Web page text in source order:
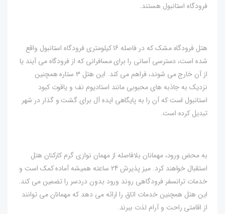
فرودگاه استانبول هستند.
هتل فرودگاه مشک که در فاصله 16 کیلومتری فرودگاه استانبول واقع
شده است، دسترسی آسانی را برای مسافرانی که از فرودگاه می آیند یا
از آن خارج می شوند، فراهم می کند. این هتل 3 ستاره همچنین
نزدیک به جاذبه های محبوبی مانند استادیوم نف و یاقوت کبود
استانبول است که آن را به پایگاهی ایده آل برای گشت و گذار در شهر
تبدیل کرده است.
به محض ورود، مهمانان بلافاصله از مهمان نوازی گرم کارکنان هتل
استقبال خواهند کرد. میز پذیرش 24 ساعته همیشه آماده کمک است و
خدمات ترانسفر فرودگاهی روند ورود بدون دردسر را تضمین می کند.
این هتل همچنین خدمات اتاق را ارائه می دهد که مهمانان می توانند
از اقامتی راحت و آرام لذت ببرند.